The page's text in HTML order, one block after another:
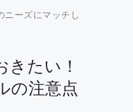
ニーズにマッチし
きたい！
の注意点